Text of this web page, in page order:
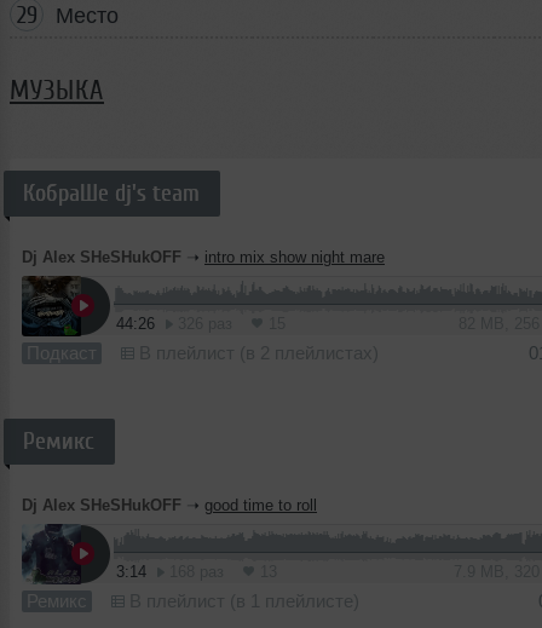
29 Место
МУЗЫКА
КобраШе dj's team
Dj Alex SHeSHukOFF ➝ intro mix show night mare
44:26
Подкаст В плейлист (в 2 плейлистах)
Ремикс
Dj Alex SHeSHukOFF ➝ good time to roll
3:14
Ремикс В плейлист (в 1 плейлисте)